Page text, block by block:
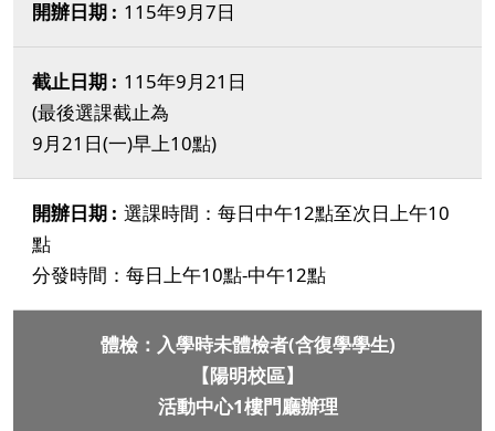
115年9月7日
115年9月21日
(最後選課截止為
9月21日(一)早上10點)
選課時間：每日中午12點至次日上午10
點
分發時間：每日上午10點-中午12點
體檢：入學時未體檢者(含復學學生)
【陽明校區】
活動中心1樓門廳辦理